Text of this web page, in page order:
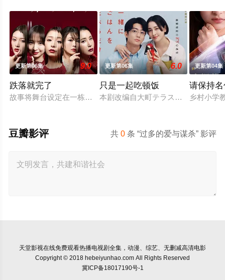
更新第06集 9.0
跌落就完了
故事将舞台设定在一栋新落成的豪华高级公寓中。主人公月岛
更新第06集 6.0
只是一起吃顿饭
本剧改编自大町テラス同名漫画，描
更新第04集
请保持
乡村小学
共0 条 “过多的爱与谋杀” 影评
豆瓣影评
天堂影视在线免费观看热播电视剧全集，动漫、综艺、无删减高清电影
Copyright © 2018 hebeiyunhao.com All Rights Reserved
冀ICP备18017190号-1